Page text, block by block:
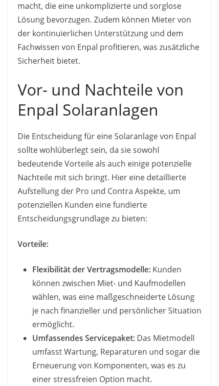
macht, die eine unkomplizierte und sorglose
Lösung bevorzugen. Zudem können Mieter von
der kontinuierlichen Unterstützung und dem
Fachwissen von Enpal profitieren, was zusätzliche
Sicherheit bietet.
Vor- und Nachteile von
Enpal Solaranlagen
Die Entscheidung für eine Solaranlage von Enpal
sollte wohlüberlegt sein, da sie sowohl
bedeutende Vorteile als auch einige potenzielle
Nachteile mit sich bringt. Hier eine detaillierte
Aufstellung der Pro und Contra Aspekte, um
potenziellen Kunden eine fundierte
Entscheidungsgrundlage zu bieten:
Vorteile:
Flexibilität der Vertragsmodelle: Kunden
können zwischen Miet- und Kaufmodellen
wählen, was eine maßgeschneiderte Lösung
je nach finanzieller und persönlicher Situation
ermöglicht.
Umfassendes Servicepaket: Das Mietmodell
umfasst Wartung, Reparaturen und sogar die
Erneuerung von Komponenten, was es zu
einer stressfreien Option macht.